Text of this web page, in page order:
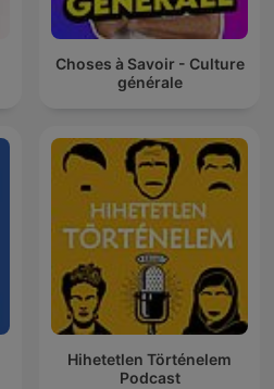
Choses à Savoir - Culture
générale
Hihetetlen Történelem
Podcast